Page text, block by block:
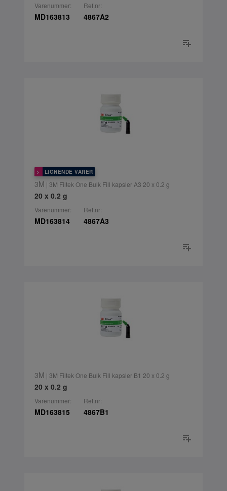
Varenummer:
MD163813
Ref.nr:
4867A2
LIGNENDE VARER
3M | 3M Filtek One Bulk Fill kapsler A3 20 x 0.2 g
20 x 0.2 g
Varenummer:
MD163814
Ref.nr:
4867A3
3M | 3M Filtek One Bulk Fill kapsler B1 20 x 0.2 g
20 x 0.2 g
Varenummer:
MD163815
Ref.nr:
4867B1